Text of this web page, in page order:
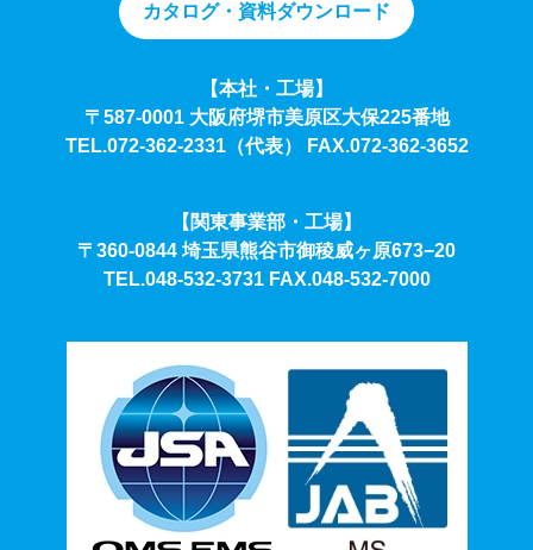
カタログ・資料ダウンロード
【本社・工場】
〒587-0001 大阪府堺市美原区大保225番地
TEL.072-362-2331（代表）
FAX.072-362-3652
【関東事業部・工場】
〒360-0844 埼玉県熊谷市御稜威ヶ原673−20
TEL.048-532-3731 FAX.048-532-7000